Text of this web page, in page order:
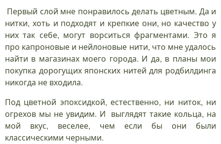
Первый слой мне понравилось делать цветным. Да и
нитки, хоть и подходят и крепкие они, но качество у
них так себе, могут ворситься фрагментами. Это я
про капроновые и нейлоновые нити, что мне удалось
найти в магазинах моего города. И да, в планы мои
покупка дорогущих японских нитей для родбилдинга
никогда не входила.
Под цветной эпоксидкой, естественно, ни ниток, ни
огрехов мы не увидим. И выглядят такие кольца, на
мой вкус, веселее, чем если бы они были
классическими черными.